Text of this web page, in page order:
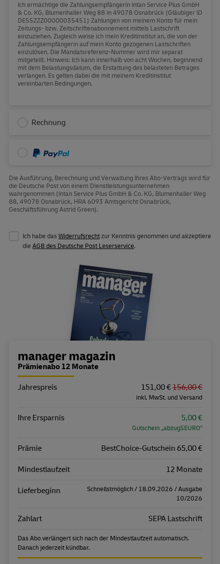
Ich ermächtige die Zahlungsempfängerin Intan Service Plus GmbH
& Co. KG, Blumenhaller Weg 88 in 49078 Osnabrück (Gläubiger ID
DE55ZZZ00000035451) Zahlungen von meinem Konto für mein
Zeitungs- bzw. Zeitschriftenabonnement mittels Lastschrift
einzuziehen. Zugleich weise ich mein Kreditinstitut an, die von der
Zahlungsempfängerin auf mein Konto gezogenen Lastschriften
einzulösen. Die Mandatsreferenz-Nummer wird mir separat
mitgeteilt. Hinweis: Ich kann innerhalb von acht Wochen, beginnend
mit dem Belastungsdatum, die Erstattung des belasteten Betrages
verlangen. Es gelten dabei die mit meinem Kreditinstitut
vereinbarten Bedingungen.
Rechnung
PayPal
Die Ausführung, Berechnung und Verwaltung Ihres Abo-Vertrags wird für
die Deutsche Post von einem Dienstleistungsunternehmen
wahrgenommen (Intan Service Plus GmbH & Co. KG, Blumenhaller Weg
88, 49078 Osnabrück, HRA 6093 Amtsgericht Osnabrück,
Geschäftsführung Astrid Green).
Ich habe dasWiderrufsrechtzur Kenntnis genommen und akzeptiere
die AGB des Deutsche Post Leserservice.
Bestellübersicht
manager magazin
Prämienabo 12 Monate
Eigenschaft
Jahrespreis 151,00 €156,00 €
inkl. MwSt. und Versand
Ihre Ersparnis 5,00 €
Gutschein „abzug5EURO"
Prämie BestChoice-Gutschein 65,00 €
Mindestlaufzeit 12 Monate
Lieferbeginn
Schnellstmöglich / 18.09.2026 / Ausgabe
10/2026
Zahlart SEPA Lastschrift
Das Abo verlängert sich nach der Mindestlaufzeit automatisch.
Danach jederzeit kündbar.